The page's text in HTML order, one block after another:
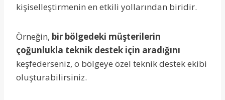
kişiselleştirmenin en etkili yollarından biridir.
Örneğin, bir bölgedeki müşterilerin
çoğunlukla teknik destek için aradığını
keşfederseniz, o bölgeye özel teknik destek ekibi
oluşturabilirsiniz.